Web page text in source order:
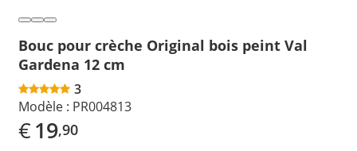
Bouc pour crèche Original bois peint Val
Gardena 12 cm
3
Modèle : PR004813
€19,90